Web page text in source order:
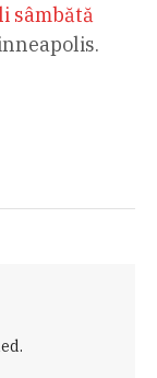
sâmbătă